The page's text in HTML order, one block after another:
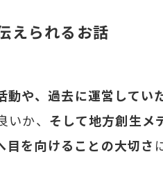
えられるお話
や、過去に運営してい
か、 そして地方創生
目を向けることの大切さ